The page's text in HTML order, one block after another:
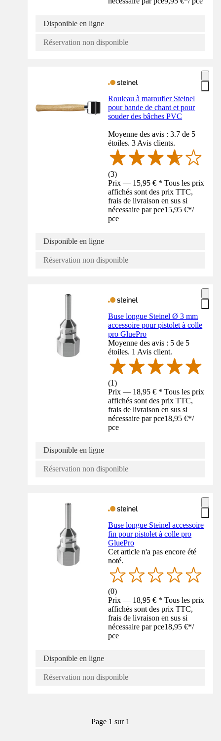
Disponible en ligne
Réservation non disponible
Rouleau à maroufler Steinel
pour bande de chant et pour
souder des bâches PVC
Moyenne des avis : 3.7 de 5
étoiles. 3 Avis clients.
(3)
Prix — 15,95 € * Tous les prix
affichés sont des prix TTC,
frais de livraison en sus si
nécessaire par pce15,95 €*/
pce
Disponible en ligne
Réservation non disponible
Buse longue Steinel Ø 3 mm
accessoire pour pistolet à colle
pro GluePro
Moyenne des avis : 5 de 5
étoiles. 1 Avis client.
(1)
Prix — 18,95 € * Tous les prix
affichés sont des prix TTC,
frais de livraison en sus si
nécessaire par pce18,95 €*/
pce
Disponible en ligne
Réservation non disponible
Buse longue Steinel accessoire
fin pour pistolet à colle pro
GluePro
Cet article n'a pas encore été
noté.
(0)
Prix — 18,95 € * Tous les prix
affichés sont des prix TTC,
frais de livraison en sus si
nécessaire par pce18,95 €*/
pce
Disponible en ligne
Réservation non disponible
Page 1 sur 1